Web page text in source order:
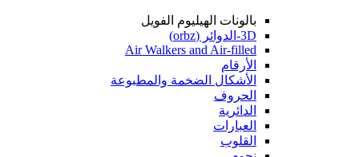
بالونات الهيليوم الفويل
3D-الدوائر (orbz)
Air Walkers and Air-filled
الأرقام
الأشكال الضخمة والمطبوعة
الحروف
الدائرية
العبارات
القلوب